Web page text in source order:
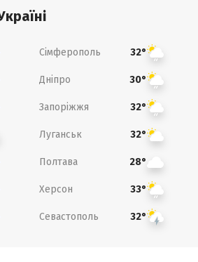
Сімферополь 32°
Дніпро 30°
Запоріжжя 32°
Луганськ 32°
Полтава 28°
Херсон 33°
Севастополь 32°